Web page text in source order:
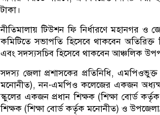
টাকা।
নীতিমালায় টিউশন ফি নির্ধারণে মহানগর ও
কমিটিতে সভাপতি হিসেবে থাকবেন অতিরিক্ত
এবং সদস্যসচিব হিসেবে থাকবেন আঞ্চলিক
সদস্য জেলা প্রশাসকের প্রতিনিধি,
মনোনীত), নন-এমপিও কলেজের একজন
স্কুলের একজন প্রধান শিক্ষক (শিক্ষা বোর্ড
শিক্ষক (শিক্ষা বোর্ড কর্তৃক মনোনীত) ও উপজেলা/